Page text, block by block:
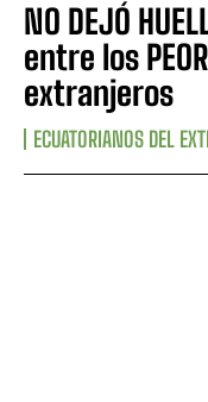
NO DEJÓ
entre los
extranjeros
ECUATORIANOS DEL